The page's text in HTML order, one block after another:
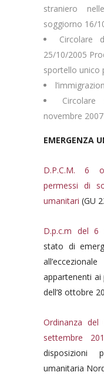
straniero
soggiorno 16/
Circolare
25/10/2005
sportello unico
novembre 2007
EMERGENZA
D.P.C.M. 6
permessi di
umanitari (GU
D.p.c.m del 6
stato di
appartenenti ai
dell’8 ottobre
Ordinanza
settembre
disposizioni
umanitaria